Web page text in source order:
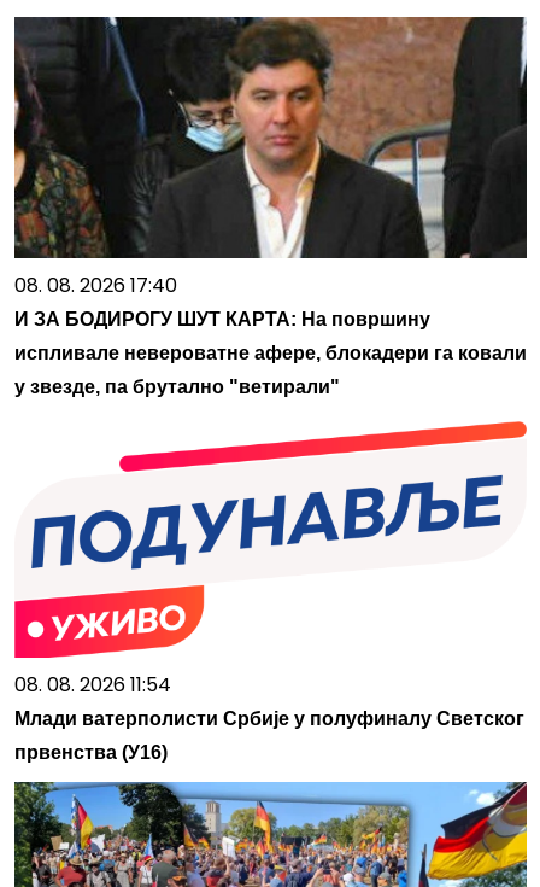
08. 08. 2026 17:40
И ЗА БОДИРОГУ ШУТ КАРТА: На површину
испливале невероватне афере, блокадери га ковали
у звезде, па брутално "ветирали"
08. 08. 2026 11:54
Млади ватерполисти Србије у полуфиналу Светског
првенства (У16)